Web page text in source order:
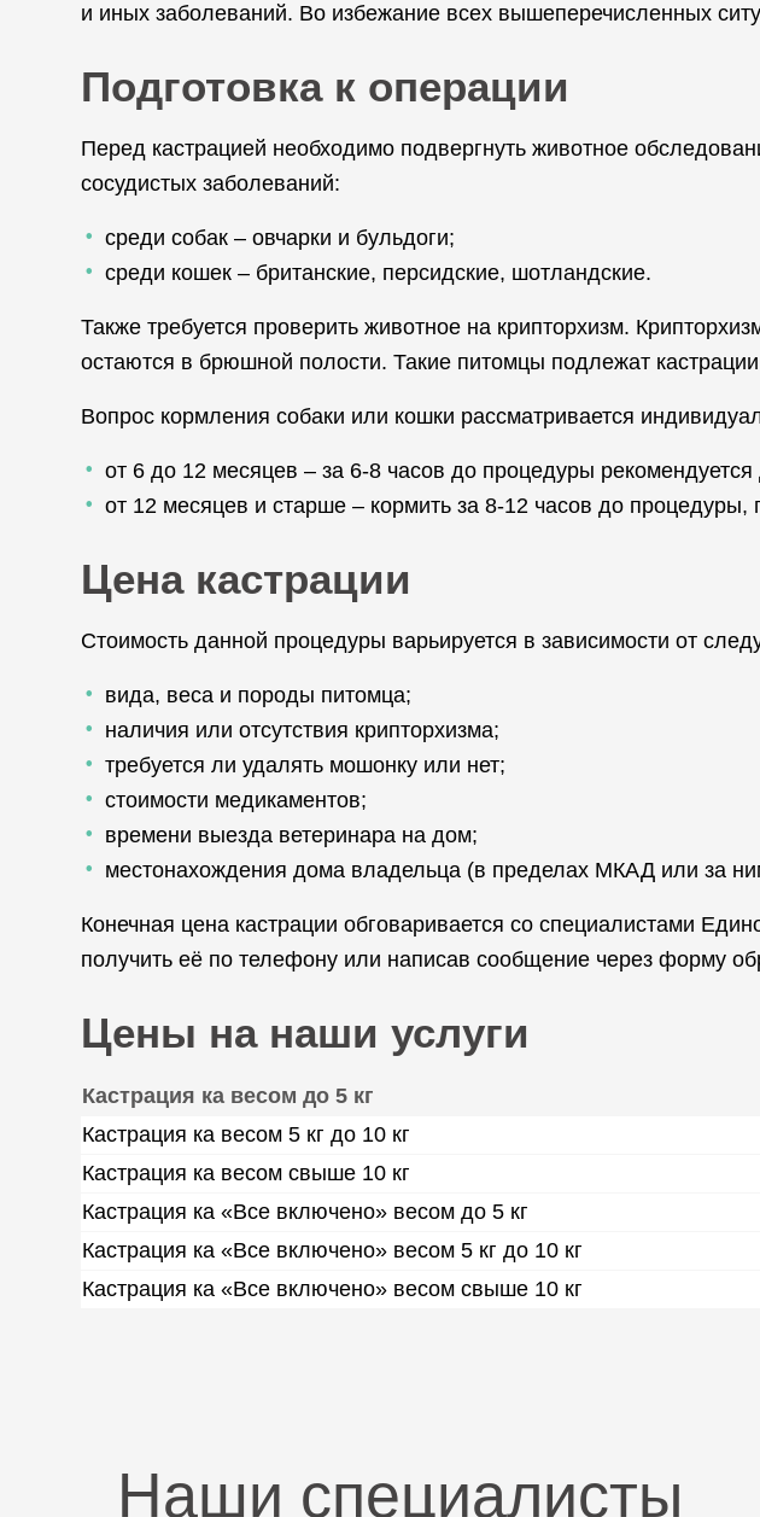
и иных заболеваний. Во избежание всех вышеперечисленных
Подготовка к операции
Перед кастрацией необходимо подвергнуть животное
сосудистых заболеваний:
среди собак – овчарки и бульдоги;
среди кошек – британские, персидские, шотландские.
Также требуется проверить животное на крипторхизм.
остаются в брюшной полости. Такие питомцы подлежат
Вопрос кормления собаки или кошки рассматривается
от 6 до 12 месяцев – за 6-8 часов до процедуры
от 12 месяцев и старше – кормить за 8-12 часов до процедуры,
Цена кастрации
Стоимость данной процедуры варьируется в зависимости от
вида, веса и породы питомца;
наличия или отсутствия крипторхизма;
требуется ли удалять мошонку или нет;
стоимости медикаментов;
времени выезда ветеринара на дом;
местонахождения дома владельца (в пределах МКАД или за
Конечная цена кастрации обговаривается со специалистами
получить её по телефону или написав сообщение через форму
Цены на наши услуги
Кастрация ка весом до 5 кг
Кастрация ка весом 5 кг до 10 кг
Кастрация ка весом свыше 10 кг
Кастрация ка «Все включено» весом до 5 кг
Кастрация ка «Все включено» весом 5 кг до 10 кг
Кастрация ка «Все включено» весом свыше 10 кг
Наши специалисты